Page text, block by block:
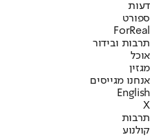
דעות
ספורט
ForReal
תרבות ובידור
אוכל
מגזין
אנחנו מגייסים
English
X
תרבות
קולנוע